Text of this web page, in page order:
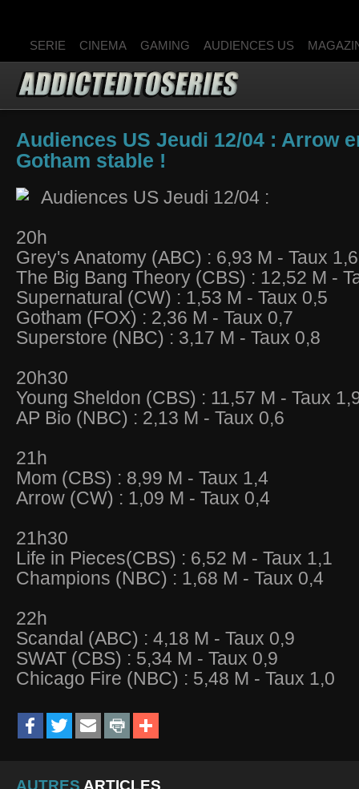
SERIE CINEMA GAMING AUDIENCES US
Audiences US Jeudi 12/04 : Arrow
Gotham stable !
Audiences US Jeudi 12/04 :
20h
Grey's Anatomy (ABC) : 6,93 M - Taux 1,6
The Big Bang Theory (CBS) : 12,52 M -
Supernatural (CW) : 1,53 M - Taux 0,5
Gotham (FOX) : 2,36 M - Taux 0,7
Superstore (NBC) : 3,17 M - Taux 0,8
20h30
Young Sheldon (CBS) : 11,57 M - Taux
AP Bio (NBC) : 2,13 M - Taux 0,6
21h
Mom (CBS) : 8,99 M - Taux 1,4
Arrow (CW) : 1,09 M - Taux 0,4
21h30
Life in Pieces(CBS) : 6,52 M - Taux 1,1
Champions (NBC) : 1,68 M - Taux 0,4
22h
Scandal (ABC) : 4,18 M - Taux 0,9
SWAT (CBS) : 5,34 M - Taux 0,9
Chicago Fire (NBC) : 5,48 M - Taux 1,0
AUTRES ARTICLES